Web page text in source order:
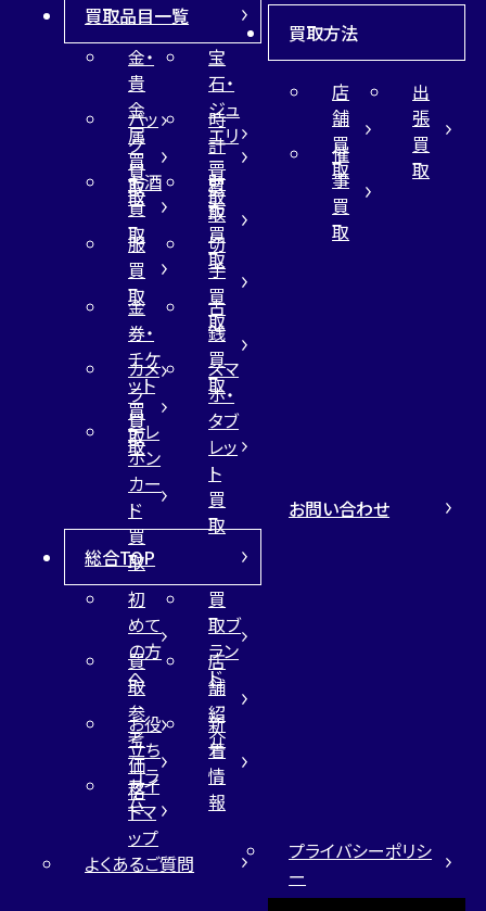
買取品目一覧
金・
貴
金
属
買
取
宝
石・
ジュ
エリ
ー
買
取
バッ
グ
買
取
時
計
買
取
お酒
買
取
財
布
買
取
服
買
取
切
手
買
取
金
券・
チケ
ット
買
取
古
銭
買
取
カメ
ラ
買
取
スマ
ホ・
タブ
レッ
ト
買
取
テレ
ホン
カー
ド
買
取
買取方法
店
舗
買
取
出
張
買
取
催
事
買
取
総合TOP
初
めて
の方
へ
買
取ブ
ラン
ド
買
取
参
考
価
格
店
舗
紹
介
お役
立ち
コラ
ム
新
着
情
報
サイ
トマ
ップ
お問い合わせ
よくあるご質問
プライバシーポリシ
ー